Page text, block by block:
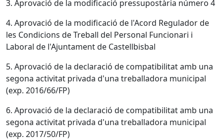
3. Aprovació de la modificació pressupostària número 4
4. Aprovació de la modificació de l'Acord Regulador de
les Condicions de Treball del Personal Funcionari i
Laboral de l'Ajuntament de Castellbisbal
5. Aprovació de la declaració de compatibilitat amb una
segona activitat privada d'una treballadora municipal
(exp. 2016/66/FP)
6. Aprovació de la declaració de compatibilitat amb una
segona activitat privada d'una treballadora municipal
(exp. 2017/50/FP)